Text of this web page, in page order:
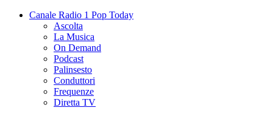
Canale Radio 1 Pop Today
Ascolta
La Musica
On Demand
Podcast
Palinsesto
Conduttori
Frequenze
Diretta TV